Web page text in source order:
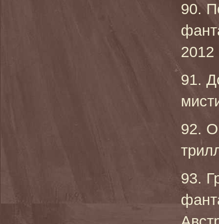
90.
91.
92.
93.